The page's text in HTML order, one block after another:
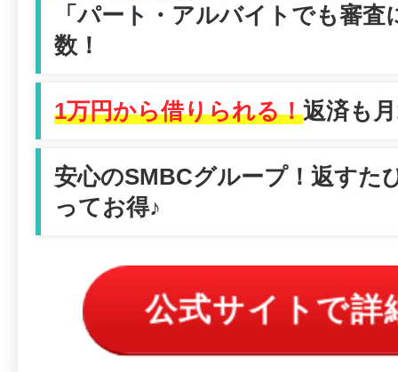
「パート・アルバイトでも審
数！
1万円から借りられる！返済も
安心のSMBCグループ！返すた
ってお得♪
公式サイトで詳